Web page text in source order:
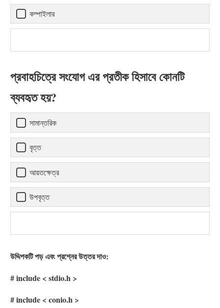
কম্পাইলার
প্রবাহচিত্রে সংযোগ এর প্রতীক হিসাবে কোনটি
ব্যবহৃত হয়?
সামান্তরিক
বৃত্ত
আয়তক্ষেত্র
উপবৃত্ত
উদ্দিপকটি পড় এবং প্রশ্নের উত্তর দাও:
# include < stdio.h >
# include < conio.h >